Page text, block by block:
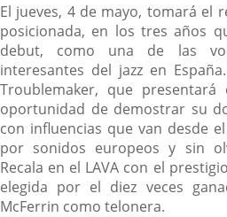
El jueves, 4 de mayo, tomará el
posicionada, en los tres años
debut, como una de las
interesantes del jazz en
Troublemaker, que
oportunidad de demostrar su
con influencias que van desde
por sonidos europeos y sin
Recala en el LAVA con el
elegida por el diez veces
McFerrin como telonera.